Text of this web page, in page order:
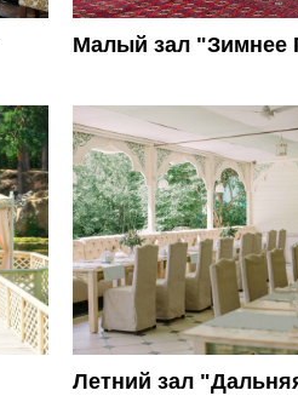
Малый зал "Зимнее
Летний зал